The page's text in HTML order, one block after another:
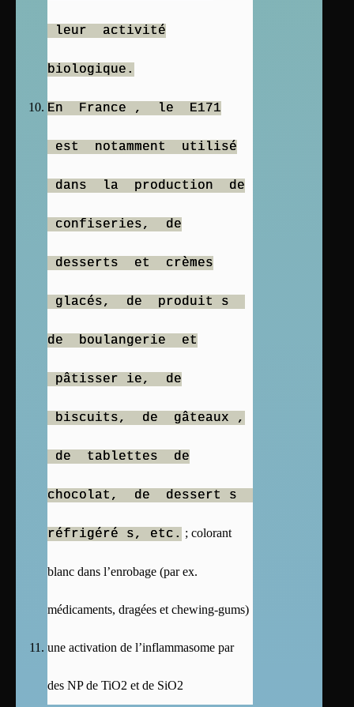
leur activité
biologique.
En France , le E171
est notamment utilisé
dans la production de
confiseries, de
desserts et crèmes
glacés, de produit s
de boulangerie et
pâtisser ie, de
biscuits, de gâteaux ,
de tablettes de
chocolat, de dessert s
réfrigéré s, etc. ; colorant
blanc dans l’enrobage (par ex.
médicaments, dragées et chewing-gums)
une activation de l’inflammasome par
des NP de TiO2 et de SiO2